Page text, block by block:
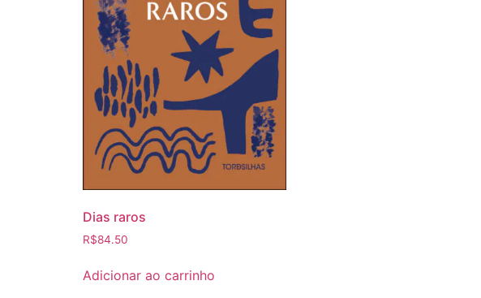
Dias raros
R$84.50
Adicionar ao carrinho